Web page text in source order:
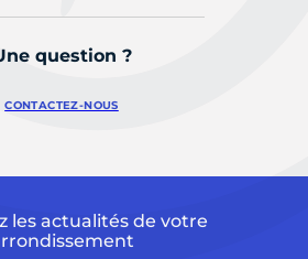
question ?
CONTACTEZ-NOUS
les actualités de votre